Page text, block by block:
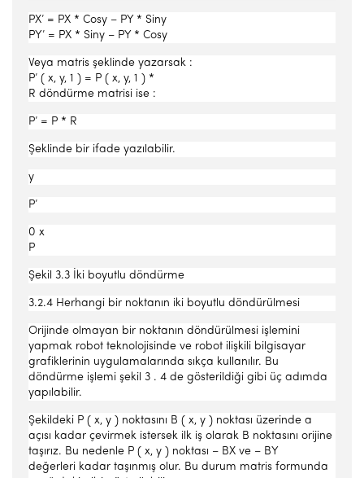
PX’ = PX * Cosy – PY * Siny
PY’ = PX * Siny – PY * Cosy
Veya matris şeklinde yazarsak :
P’ ( x, y, 1 ) = P ( x, y, 1 ) *
R döndürme matrisi ise :
P’ = P * R
Şeklinde bir ifade yazılabilir.
y
P’
0 x
P
Şekil 3.3 İki boyutlu döndürme
3.2.4 Herhangi bir noktanın iki boyutlu döndürülmesi
Orijinde olmayan bir noktanın döndürülmesi işlemini
yapmak robot teknolojisinde ve robot ilişkili bilgisayar
grafiklerinin uygulamalarında sıkça kullanılır. Bu
döndürme işlemi şekil 3 . 4 de gösterildiği gibi üç adımda
yapılabilir.
Şekildeki P ( x, y ) noktasını B ( x, y ) noktası üzerinde a
açısı kadar çevirmek istersek ilk iş olarak B noktasını orijine
taşırız. Bu nedenle P ( x, y ) noktası – BX ve – BY
değerleri kadar taşınmış olur. Bu durum matris formunda